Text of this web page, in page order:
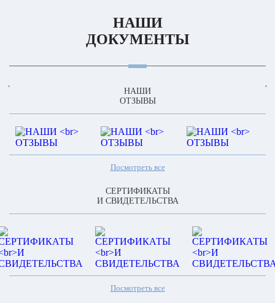
НАШИ
ДОКУМЕНТЫ
НАШИ
ОТЗЫВЫ
Посмотреть все
СЕРТИФИКАТЫ
И СВИДЕТЕЛЬСТВА
Посмотреть все